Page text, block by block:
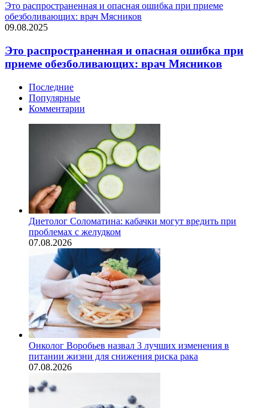
Это распространенная и опасная ошибка при приеме
обезболивающих: врач Мясников
09.08.2025
Это распространенная и опасная ошибка при
приеме обезболивающих: врач Мясников
Последние
Популярные
Комментарии
Диетолог Соломатина: кабачки могут вредить при
проблемах с желудком
07.08.2026
Онколог Воробьев назвал 3 лучших изменения в
питании жизни для снижения риска рака
07.08.2026